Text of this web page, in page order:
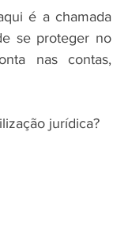
é a chamada
se proteger no
nas contas,
jurídica?